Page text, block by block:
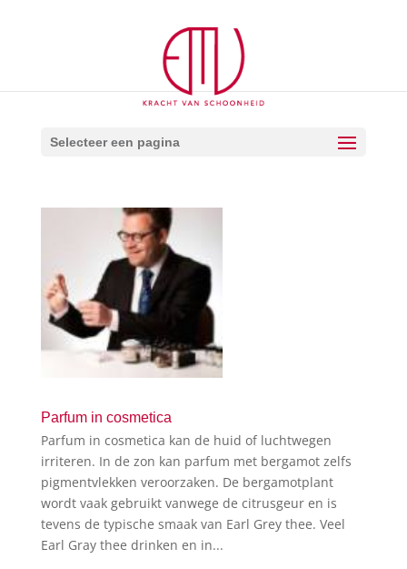
Selecteer een pagina
Parfum in cosmetica
Parfum in cosmetica kan de huid of luchtwegen
irriteren. In de zon kan parfum met bergamot zelfs
pigmentvlekken veroorzaken. De bergamotplant
wordt vaak gebruikt vanwege de citrusgeur en is
tevens de typische smaak van Earl Grey thee. Veel
Earl Gray thee drinken en in...